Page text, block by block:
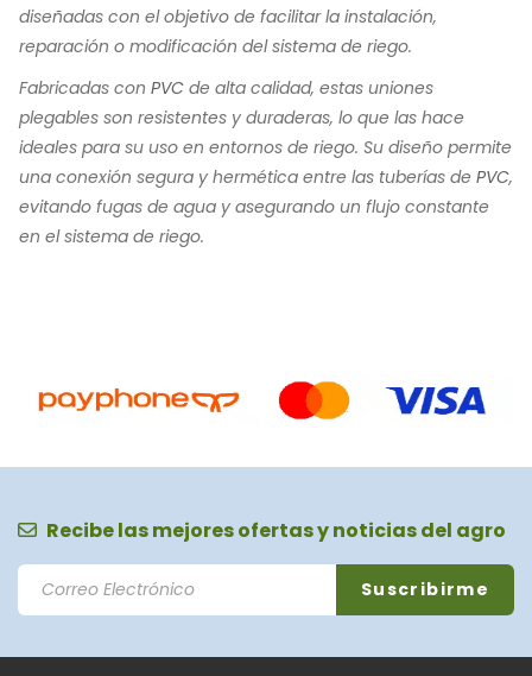
diseñadas con el objetivo de facilitar la instalación,
reparación o modificación del sistema de riego.
Fabricadas con PVC de alta calidad, estas uniones
plegables son resistentes y duraderas, lo que las hace
ideales para su uso en entornos de riego. Su diseño permite
una conexión segura y hermética entre las tuberías de PVC,
evitando fugas de agua y asegurando un flujo constante
en el sistema de riego.
Recibe las mejores ofertas y noticias del agro